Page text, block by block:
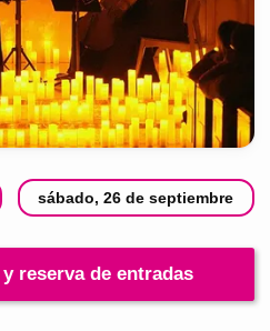
sábado, 26 de septiembre
reserva de entradas